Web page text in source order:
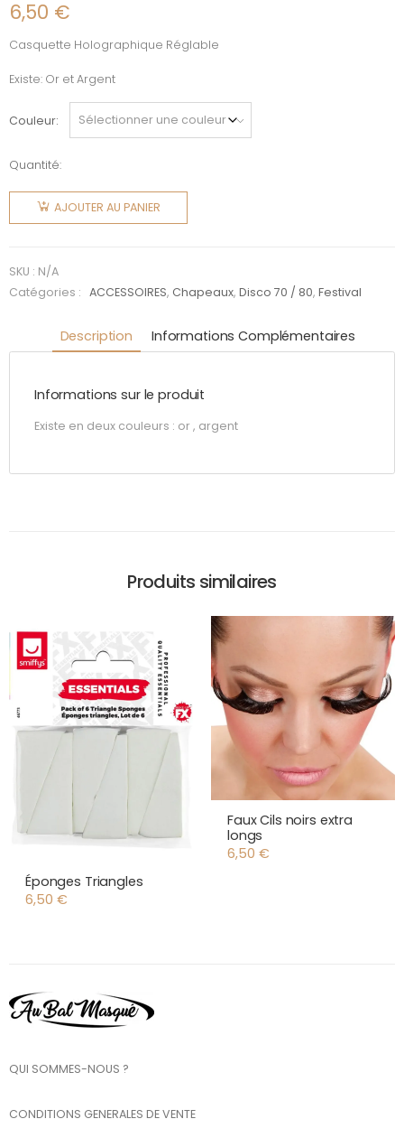
6,50 €
Casquette Holographique Réglable
Existe: Or et Argent
Couleur
Quantité:
quantité
Casquette
(4
couleurs)
AJOUTER AU PANIER
SKU : N/A
Catégories :
ACCESSOIRES, Chapeaux,Disco 70 / 80,Festival
Description Informations Complémentaires
Informations sur le produit
Existe en deux couleurs : or , argent
Produits similaires
Éponges Triangles
6,50 €
Faux Cils noirs extra
longs
6,50 €
QUI SOMMES-NOUS ?
CONDITIONS GENERALES DE VENTE